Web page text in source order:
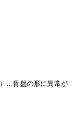
…骨盤の形に異常が